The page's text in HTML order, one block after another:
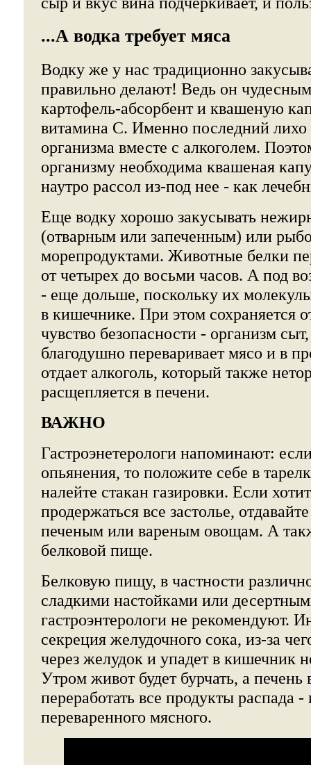
...А водка требует мяса
Водку же у нас традиционно
правильно делают! Ведь он чудесным
картофель-абсорбент и квашеную
витамина С. Именно последний лихо
организма вместе с алкоголем.
организму необходима квашеная
наутро рассол из-под нее - как
Еще водку хорошо закусывать
(отварным или запеченным) или
морепродуктами. Животные белки
от четырех до восьми часов. А под
- еще дольше, поскольку их
в кишечнике. При этом сохраняется
чувство безопасности - организм
благодушно переваривает мясо и в
отдает алкоголь, который также
расщепляется в печени.
ВАЖНО
Гастроэнетерологи напоминают:
опьянения, то положите себе в
налейте стакан газировки. Если
продержаться все застолье,
печеным или вареным овощам. А
белковой пище.
Белковую пищу, в частности
сладкими настойками или
гастроэнтерологи не рекомендуют.
секреция желудочного сока, из-за
через желудок и упадет в кишечник
Утром живот будет бурчать, а печень
переработать все продукты распада
переваренного мясного.